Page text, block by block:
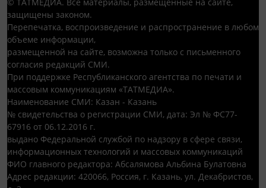
© ТАТМЕДИА. Все материалы, размещенные на сайте,
защищены законом.
Перепечатка, воспроизведение и распространение в любом
объеме информации,
размещенной на сайте, возможна только с письменного
согласия редакций СМИ.
При поддержке Республиканского агентства по печати и
массовым коммуникациям «ТАТМЕДИА».
Наименование СМИ: Казан - Казань
№ свидетельства о регистрации СМИ, дата: Эл № ФС77-
67916 от 06.12.2016 г.
выдано Федеральной службой по надзору в сфере связи,
информационных технологий и массовых коммуникаций
ФИО главного редактора: Абсалямова Альбина Булатовна
Адрес редакции: 420066, Россия, г. Казань, ул. Декабристов,